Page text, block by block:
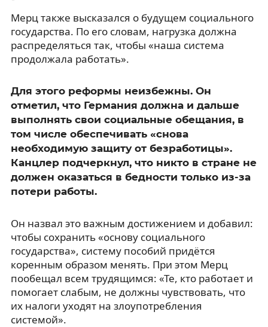
Мерц также высказался о будущем социального
государства. По его словам, нагрузка должна
распределяться так, чтобы «наша система
продолжала работать».
Для этого реформы неизбежны. Он
отметил, что Германия должна и дальше
выполнять свои социальные обещания, в
том числе обеспечивать «снова
необходимую защиту от безработицы».
Канцлер подчеркнул, что никто в стране не
должен оказаться в бедности только из-за
потери работы.
Он назвал это важным достижением и добавил:
чтобы сохранить «основу социального
государства», систему пособий придётся
коренным образом менять. При этом Мерц
пообещал всем трудящимся: «Те, кто работает и
помогает слабым, не должны чувствовать, что
их налоги уходят на злоупотребления
системой».